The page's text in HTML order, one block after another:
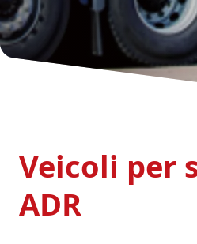
Veicoli per
ADR